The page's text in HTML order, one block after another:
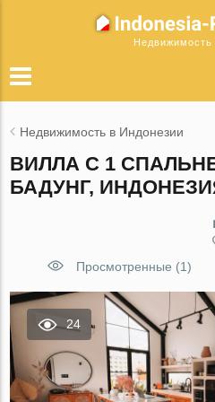
Недвижимость
Недвижимость в Индонезии
ВИЛЛА С 1
БАДУНГ,
Просмотренные (1)
24